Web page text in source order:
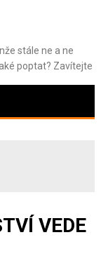
stále ne a ne
poptat? Zavítejte